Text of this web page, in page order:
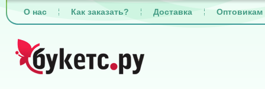
О нас Как заказать? Доставка Оптовикам